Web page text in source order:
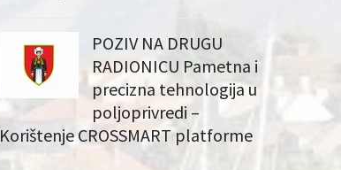
POZIV NA DRUGU
RADIONICU Pametna i
precizna tehnologija u
poljoprivredi –
Korištenje CROSSMART platforme